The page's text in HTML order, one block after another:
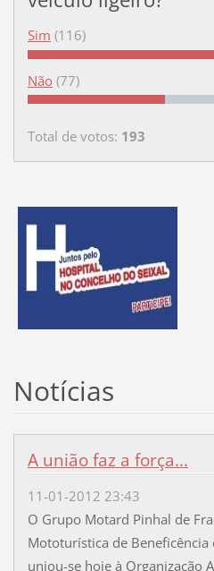
Sim (116)
Não (77)
Total de votos: 193
Notícias
A união faz a força...
11-01-2012 23:43
O Grupo Motard Pinhal de
Mototurística de Beneficência
uniou-se hoje à Organização